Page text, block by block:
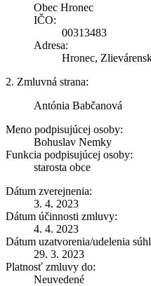
Obec Hronec
IČO:
00313483
Adresa:
Hronec,
2. Zmluvná strana:
Antónia Babčanová
Meno podpisujúcej osoby:
Bohuslav Nemky
Funkcia podpisujúcej osoby:
starosta obce
Dátum zverejnenia:
3. 4. 2023
Dátum účinnosti zmluvy:
4. 4. 2023
Dátum uzatvorenia/udelenia
29. 3. 2023
Platnosť zmluvy do:
Neuvedené